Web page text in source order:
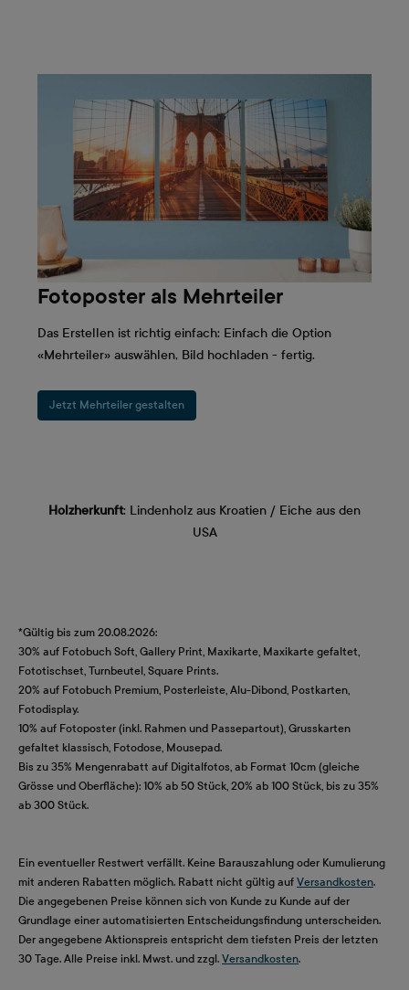
Fotoposter als Mehrteiler
Das Erstellen ist richtig einfach: Einfach die Option
«Mehrteiler» auswählen, Bild hochladen - fertig.
Jetzt Mehrteiler gestalten
Holzherkunft: Lindenholz aus Kroatien / Eiche aus den
USA
*Gültig bis zum 20.08.2026:
30% auf Fotobuch Soft, Gallery Print, Maxikarte, Maxikarte gefaltet,
Fototischset, Turnbeutel, Square Prints.
20% auf Fotobuch Premium, Posterleiste, Alu-Dibond, Postkarten,
Fotodisplay.
10% auf Fotoposter (inkl. Rahmen und Passepartout), Grusskarten
gefaltet klassisch, Fotodose, Mousepad.
Bis zu 35% Mengenrabatt auf Digitalfotos, ab Format 10cm (gleiche
Grösse und Oberfläche): 10% ab 50 Stück, 20% ab 100 Stück, bis zu 35%
ab 300 Stück.
Ein eventueller Restwert verfällt. Keine Barauszahlung oder Kumulierung
mit anderen Rabatten möglich. Rabatt nicht gültig auf Versandkosten.
Die angegebenen Preise können sich von Kunde zu Kunde auf der
Grundlage einer automatisierten Entscheidungsfindung unterscheiden.
Der angegebene Aktionspreis entspricht dem tiefsten Preis der letzten
30 Tage. Alle Preise inkl. Mwst. und zzgl. Versandkosten.